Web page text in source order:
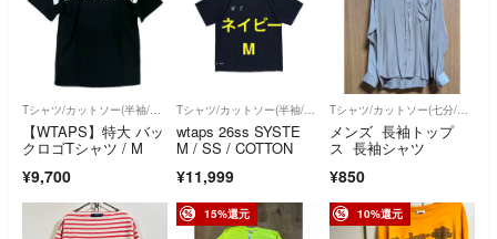
Tシャツ/カットソー(半袖/袖なし)
【WTAPS】特大 バッ
クロゴTシャツ / M
¥9,700
Tシャツ/カットソー(半袖/袖なし)
wtaps 26ss SYSTE
M / SS / COTTON
¥11,999
Tシャツ/カットソー(七分/長袖)
メンズ 長袖トップ
ス 長袖シャツ
¥850
15%還元 10%還元